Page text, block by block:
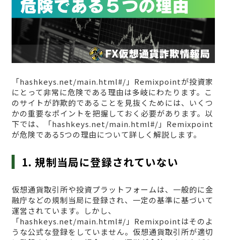
「hashkeys.net/main.html#/」Remixpointが投資家
にとって非常に危険である理由は多岐にわたります。こ
のサイトが詐欺的であることを見抜くためには、いくつ
かの重要なポイントを把握しておく必要があります。以
下では、「hashkeys.net/main.html#/」Remixpoint
が危険である5つの理由について詳しく解説します。
1. 規制当局に登録されていない
仮想通貨取引所や投資プラットフォームは、一般的に金
融庁などの規制当局に登録され、一定の基準に基づいて
運営されています。しかし、
「hashkeys.net/main.html#/」Remixpointはそのよ
うな公式な登録をしていません。仮想通貨取引所が適切